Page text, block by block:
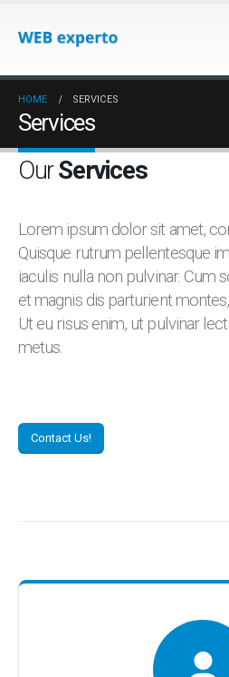
HOME SERVICES
Services
OurServices
Lorem ipsum dolor sit amet,
Quisque rutrum pellentesque
iaculis nulla non pulvinar. Cum
et magnis dis parturient
Ut eu risus enim, ut pulvinar
metus.
Contact Us!